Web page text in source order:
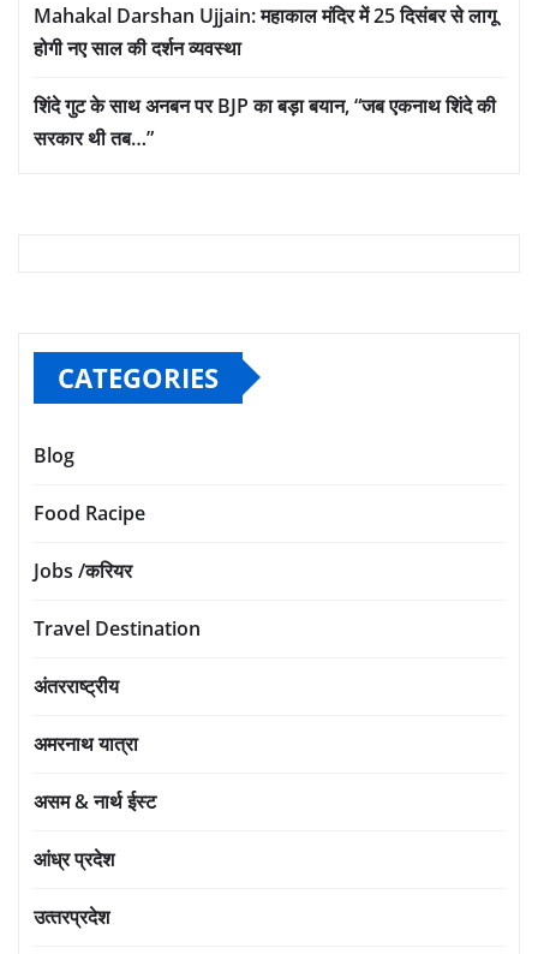
Mahakal Darshan Ujjain: महाकाल मंदिर में 25 दिसंबर से लागू
होगी नए साल की दर्शन व्यवस्था
शिंदे गुट के साथ अनबन पर BJP का बड़ा बयान, “जब एकनाथ शिंदे की
सरकार थी तब…”
CATEGORIES
Blog
Food Racipe
Jobs /करियर
Travel Destination
अंतरराष्ट्रीय
अमरनाथ यात्रा
असम & नार्थ ईस्ट
आंध्र प्रदेश
उत्‍तरप्रदेश